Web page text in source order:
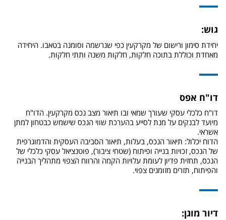
גוש:
יחידת סימון ורישום של מקרקעין כפי שנרשמה וסומנה בטאבו. היחידה
מאחדת וכוללת בתוכה חלקות, חלקות משנה ותתי חלקות.
דו"ח אפס
דו"ח כלכלי עסקי שעורך שמאי ובו תיאור מצב נכס מקרקעין. הדו"ח
מיועד לבנקים על מנת לסייע בהערכת שווי הנכס שישמש כבטחון למתן
אשראי.
הדוח יכלול: תיאור הנכס, בעלות, תיאור הסביבה העסקית והדמוגרפית
של הנכס, זכויות בנייה ופיתוח (שטחי ציבור), פוטנציאל עסקי כלכלי של
הנכס, תחזית פדיון לעומת עלויות הקמה והרווח הצפוי מתהליך הבנייה
והפיתוח, תזרים מזומנים צפוי.
דיור מוגן: